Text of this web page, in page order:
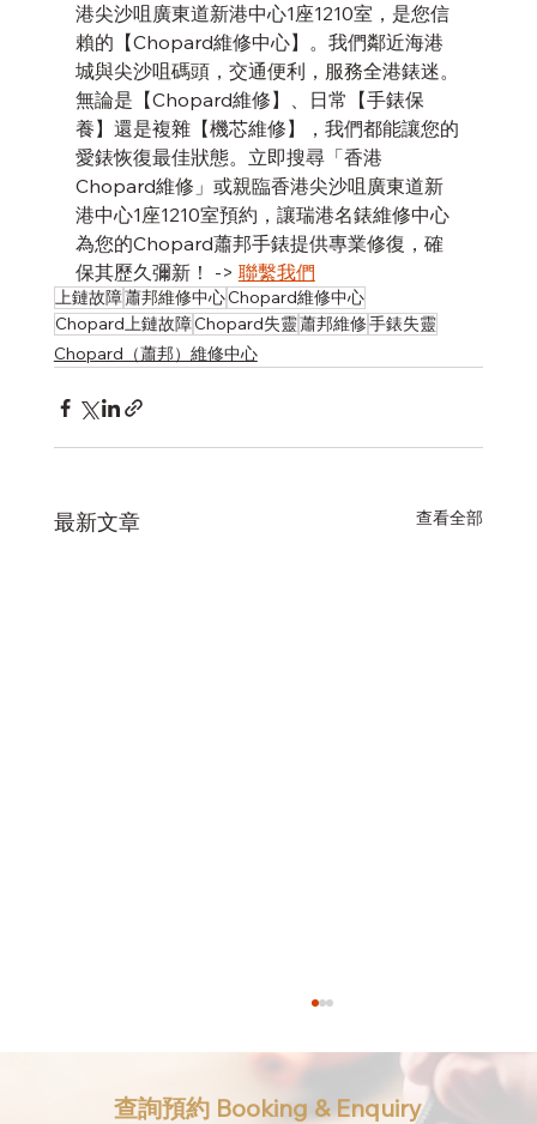
港尖沙咀廣東道新港中心1座1210室，是您信
賴的【Chopard維修中心】。我們鄰近海港
城與尖沙咀碼頭，交通便利，服務全港錶迷。
無論是【Chopard維修】、日常【手錶保
養】還是複雜【機芯維修】，我們都能讓您的
愛錶恢復最佳狀態。立即搜尋「香港
Chopard維修」或親臨香港尖沙咀廣東道新
港中心1座1210室預約，讓瑞港名錶維修中心
為您的Chopard蕭邦手錶提供專業修復，確
保其歷久彌新！ -> 聯繫我們
上鏈故障蕭邦維修中心Chopard維修中心
Chopard上鏈故障Chopard失靈蕭邦維修手錶失靈
Chopard（蕭邦）維修中心
最新文章 查看全部
查詢預約 Booking & Enquiry